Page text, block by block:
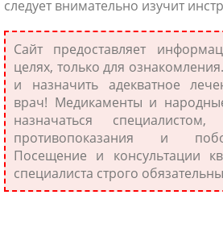
следует внимательно изучит
Сайт предоставляет
целях, только для
и назначить адекватное
врач! Медикаменты и
назначаться
противопоказания и
Посещение и консультации
специалиста строго